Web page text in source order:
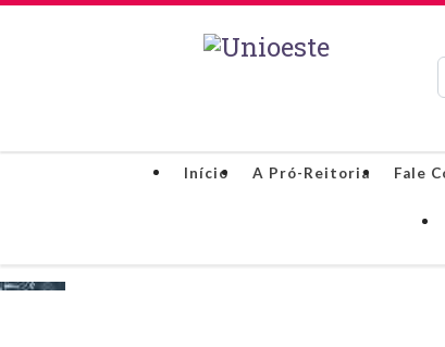
Início A Pró-Reitoria Fale